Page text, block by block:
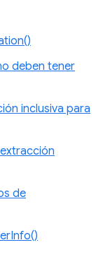
deben tener
inclusiva para
de